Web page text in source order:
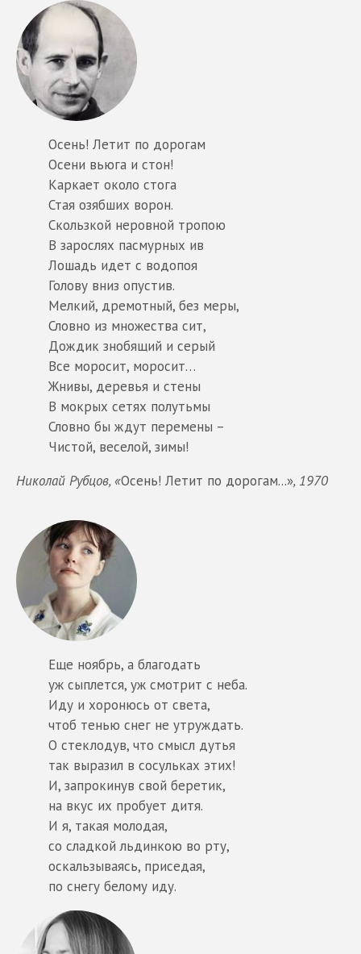
Осень! Летит по дорогам
Осени вьюга и стон!
Каркает около стога
Стая озябших ворон.
Скользкой неровной тропою
В зарослях пасмурных ив
Лошадь идет с водопоя
Голову вниз опустив.
Мелкий, дремотный, без меры,
Словно из множества сит,
Дождик знобящий и серый
Все моросит, моросит…
Жнивы, деревья и стены
В мокрых сетях полутьмы
Словно бы ждут перемены –
Чистой, веселой, зимы!
Николай Рубцов, «Осень! Летит по дорогам...», 1970
Еще ноябрь, а благодать
уж сыплется, уж смотрит с неба.
Иду и хоронюсь от света,
чтоб тенью снег не утруждать.
О стеклодув, что смысл дутья
так выразил в сосульках этих!
И, запрокинув свой беретик,
на вкус их пробует дитя.
И я, такая молодая,
со сладкой льдинкою во рту,
оскальзываясь, приседая,
по снегу белому иду.